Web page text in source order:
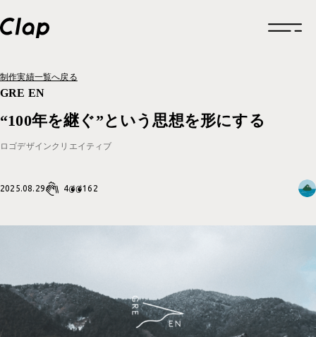
トップページ
企業情報
企業概要
考えかた
ブランディング
制作実績一覧
ロゴデザイン
ブランディング
採用サイト
考えかた
社内の取り組み
社内の取り組み一覧
制作実績一覧へ戻る
GRE EN
“100年を継ぐ”という思想を形にする
ロゴデザインクリエイティブ
2025.08.29 4 162